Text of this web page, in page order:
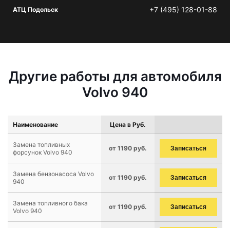
АТЦ Подольск +7 (495) 128-01-88
Другие работы для автомобиля
Volvo 940
Наименование Цена в Руб.
Замена топливных
форсунок Volvo 940
от 1190 руб. Записаться
Замена бензонасоса Volvo
940
от 1190 руб. Записаться
Замена топливного бака
Volvo 940
от 1190 руб. Записаться